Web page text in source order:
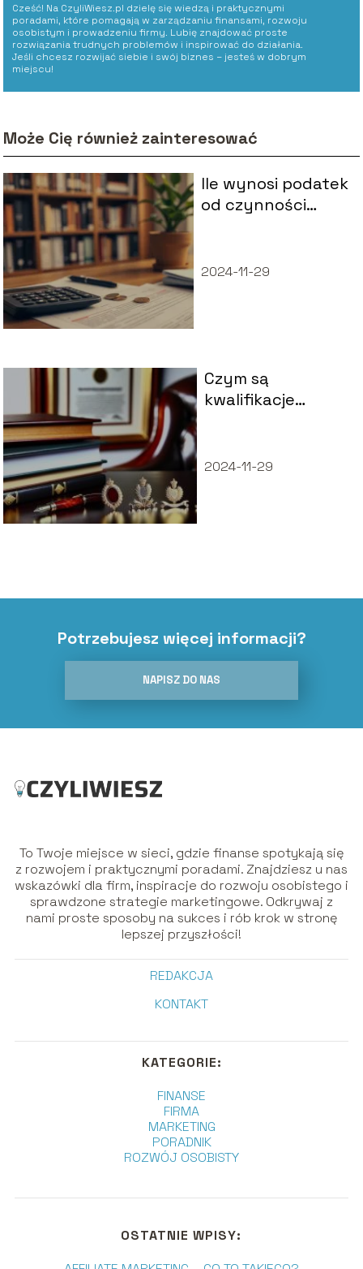
Cześć! Na CzyliWiesz.pl dzielę się wiedzą i praktycznymi
poradami, które pomagają w zarządzaniu finansami, rozwoju
osobistym i prowadzeniu firmy. Lubię znajdować proste
rozwiązania trudnych problemów i inspirować do działania.
Jeśli chcesz rozwijać siebie i swój biznes – jesteś w dobrym
miejscu!
Może Cię również zainteresować
Ile wynosi podatek
od czynności
2024-11-29
Czym są
kwalifikacje
2024-11-29
Potrzebujesz więcej informacji?
NAPISZ DO NAS
To Twoje miejsce w sieci, gdzie finanse spotykają się
z rozwojem i praktycznymi poradami. Znajdziesz u nas
wskazówki dla firm, inspiracje do rozwoju osobistego i
sprawdzone strategie marketingowe. Odkrywaj z
nami proste sposoby na sukces i rób krok w stronę
lepszej przyszłości!
REDAKCJA
KONTAKT
KATEGORIE:
FINANSE
FIRMA
MARKETING
PORADNIK
ROZWÓJ OSOBISTY
OSTATNIE WPISY: